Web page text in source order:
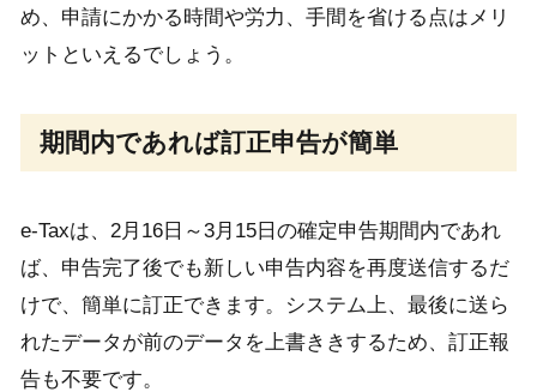
め、申請にかかる時間や労力、手間を省ける点はメリ
ットといえるでしょう。
期間内であれば訂正申告が簡単
e-Taxは、2月16日～3月15日の確定申告期間内であれ
ば、申告完了後でも新しい申告内容を再度送信するだ
けで、簡単に訂正できます。システム上、最後に送ら
れたデータが前のデータを上書ききするため、訂正報
告も不要です。